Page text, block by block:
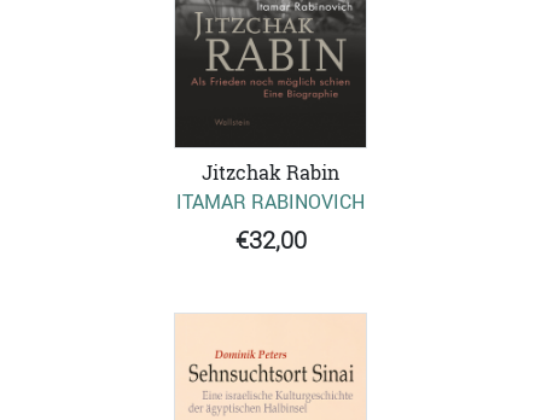
Jitzchak Rabin
ITAMAR RABINOVICH
€32,00